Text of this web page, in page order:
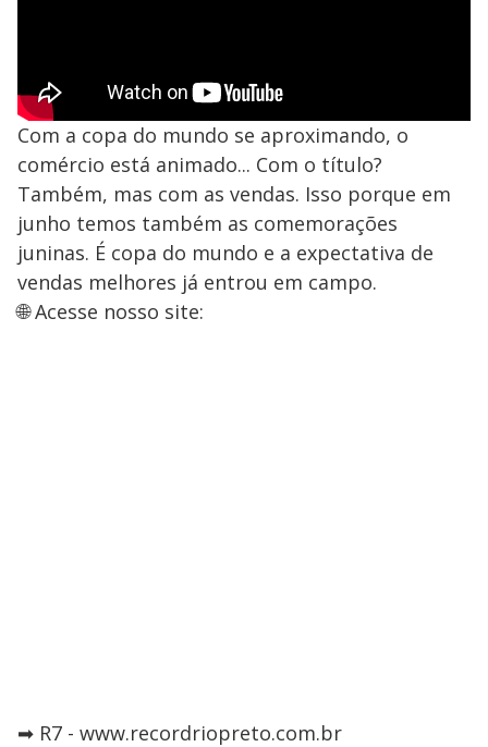
Com a copa do mundo se aproximando, o
comércio está animado... Com o título?
Também, mas com as vendas. Isso porque em
junho temos também as comemorações
juninas. É copa do mundo e a expectativa de
vendas melhores já entrou em campo.
🌐 Acesse nosso site:
➡ R7 - www.recordriopreto.com.br